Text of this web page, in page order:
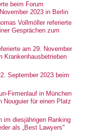
beim Forum
2023 in Berlin
Vollmöller referierte
Gesprächen zum
am 29. November
Krankenhausbetrieben
September 2023 beim
Firmenlauf in München
Nouguier für einen Platz
im diesjährigen Ranking
als „Best Lawyers"